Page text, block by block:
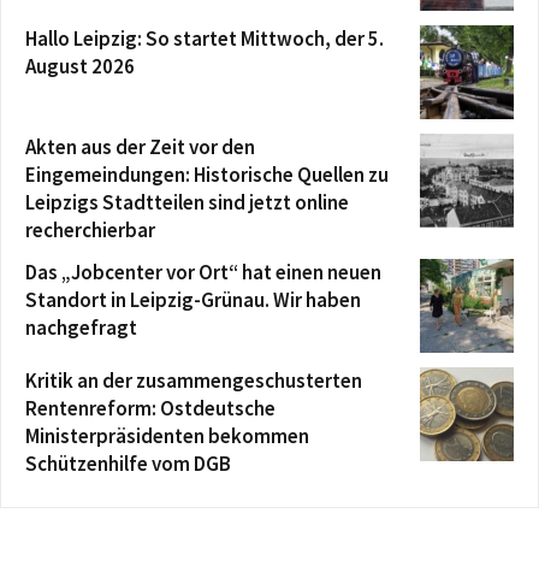
Hallo Leipzig: So startet Mittwoch, der 5.
August 2026
Akten aus der Zeit vor den
Eingemeindungen: Historische Quellen zu
Leipzigs Stadtteilen sind jetzt online
recherchierbar
Das „Jobcenter vor Ort“ hat einen neuen
Standort in Leipzig-Grünau. Wir haben
nachgefragt
Kritik an der zusammengeschusterten
Rentenreform: Ostdeutsche
Ministerpräsidenten bekommen
Schützenhilfe vom DGB